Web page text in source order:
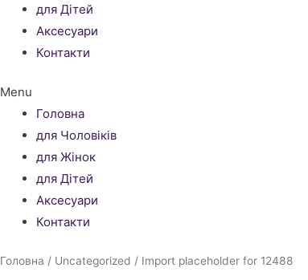
для Дітей
Аксесуари
Контакти
Menu
Головна
для Чоловіків
для Жінок
для Дітей
Аксесуари
Контакти
Головна / Uncategorized / Import placeholder for 12488